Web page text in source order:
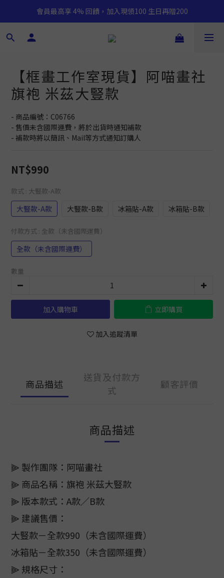
會員最高享 4% 回饋，加入現領100 生日再贈200
【框畫工作室現貨】阿喵畫社
旗袍 米茲大豎款
- 商品編號：C06766
- 售價未含國際運費，將於出貨時通知補款
- 補款時將以簡訊、Mail等方式通知訂購人
NT$990
款式 : 大豎款-A款
大豎款-A款 大豎款-B款 冰箱貼-A款 冰箱貼-B款
付款方式 : 全款（未含國際運費）
全款（未含國際運費）
數量
加入購物車 立即購買
加入追蹤清單
商品描述
送貨及付款方
式
顧客評價
商品描述
⫸ 製作團隊：阿喵畫社
⫸ 商品名稱：旗袍 米茲大豎款
⫸ 版本款式：A款／B款
⫸ 建議售價：
大豎款－全款990（未含國際運費）
冰箱貼－全款350（未含國際運費）
⫸ 規格尺寸：